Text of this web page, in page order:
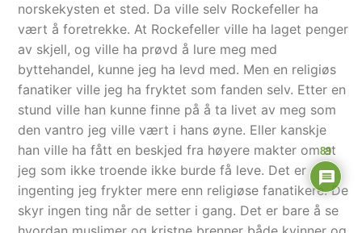
norskekysten et sted. Da ville selv Rockefeller ha
vært å foretrekke. At Rockefeller ville ha laget penger
av skjell, og ville ha prøvd å lure meg med
byttehandel, kunne jeg ha levd med. Men en religiøs
fanatiker ville jeg ha fryktet som fanden selv. Etter en
stund ville han kunne finne på å ta livet av meg som
den vantro jeg ville vært i hans øyne. Eller kanskje
han ville ha fått en beskjed fra høyere makter om at
jeg som ikke troende ikke burde få leve. Det er
ingenting jeg frykter mere enn religiøse fanatikere. De
skyr ingen ting når de setter i gang. Det er bare å se
89